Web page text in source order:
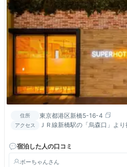
清潔感があって◎
アイテ
ドライヤー
リファで高性能！
パジャマ・タオル
パジャマはちょっと古さを感じた
アメニティ
オーガニック製のものも！女性限定で
た♪
その他
テーブルとソファが居心地良し。ゆ
住所 東京都港区新橋5-16-4
アクセス
ＪＲ線新橋駅の「烏森口」よ
す。
宿泊した人の口コミ
ボーちゃん